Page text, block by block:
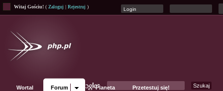
Witaj Gościu! ( Zaloguj | Rejestruj )
Wortal Forum Planeta Przetestuj się!